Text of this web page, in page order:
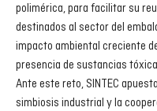
polimérica, para facilitar su
destinados al sector del
impacto ambiental creciente
presencia de sustancias
Ante este reto, SINTEC
simbiosis industrial y la